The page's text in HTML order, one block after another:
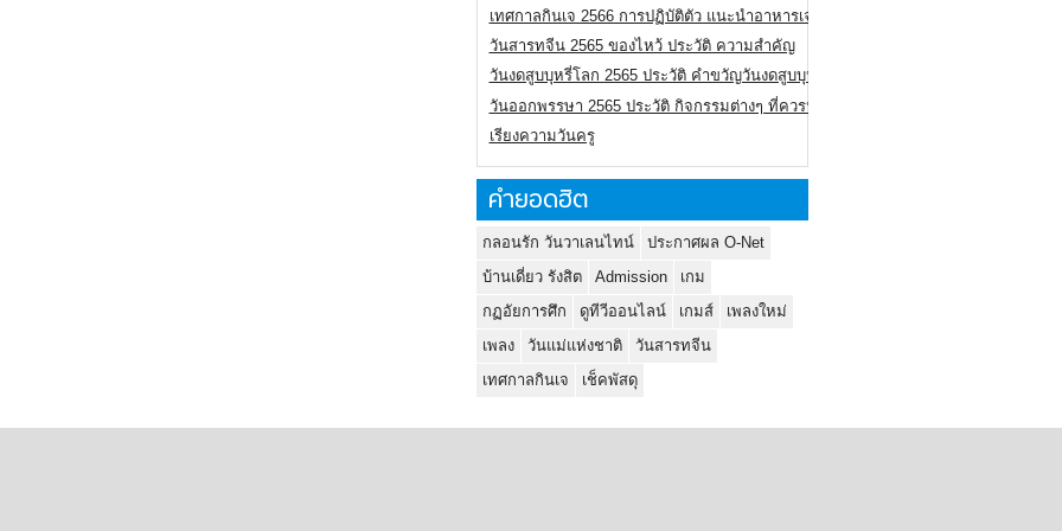
เทศกาลกินเจ 2566 การปฏิบัติตัว แนะนำอาหารเจ
วันสารทจีน 2565 ของไหว้ ประวัติ ความสำคัญ
วันงดสูบบุหรี่โลก 2565 ประวัติ คำขวัญวันงดสูบบุหรี่โลก
วันออกพรรษา 2565 ประวัติ กิจกรรมต่างๆ ที่ควรปฏิบัติ
เรียงความวันครู
คำยอดฮิต
กลอนรัก วันวาเลนไทน์
ประกาศผล O-Net
บ้านเดี่ยว รังสิต
Admission
เกม
กฏอัยการศึก
ดูทีวีออนไลน์ เกมส์
เพลงใหม่
เพลง
วันแม่แห่งชาติ
วันสารทจีน
เทศกาลกินเจ
เช็คพัสดุ